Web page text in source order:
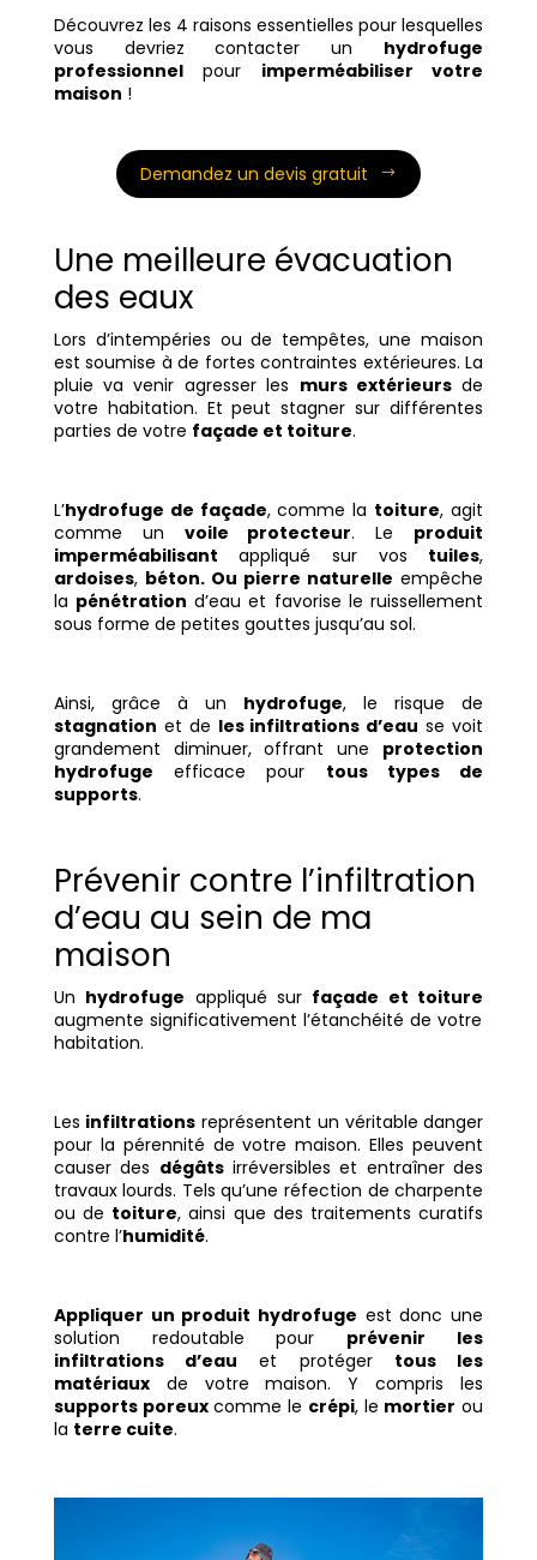
Découvrez les 4 raisons essentielles pour lesquelles
vous devriez contacter un hydrofuge
professionnelpour imperméabiliser votre
maison !
Demandez un devis gratuit
Une meilleure évacuation
des eaux
Lors d’intempéries ou de tempêtes, une maison
est soumise à de fortes contraintes extérieures. La
pluie va venir agresser les murs extérieursde
votre habitation. Et peut stagner sur différentes
parties de votre façade et toiture.
L’hydrofuge de façade, comme la toiture, agit
comme un voile protecteur. Le produit
imperméabilisant appliqué sur vos tuiles,
ardoises, béton. Ou pierre naturelle empêche
la pénétration d’eau et favorise le ruissellement
sous forme de petites gouttes jusqu’au sol.
Ainsi, grâce à un hydrofuge, le risque de
stagnation et de les infiltrations d’eau se voit
grandement diminuer, offrant une protection
hydrofuge efficace pour tous types de
supports.
Prévenir contre l’infiltration
d’eau au sein de ma
maison
Un hydrofuge appliqué sur façade et toiture
augmente significativement l’étanchéité de votre
habitation.
Les infiltrations représentent un véritable danger
pour la pérennité de votre maison. Elles peuvent
causer des dégâtsirréversibles et entraîner des
travaux lourds. Tels qu’une réfection de charpente
ou de toiture, ainsi que des traitements curatifs
contre l’humidité.
Appliquer un produit hydrofuge est donc une
solution redoutable pour prévenir les
infiltrations d’eau et protéger tous les
matériauxde votre maison. Y compris les
supports poreuxcomme le crépi, le mortier ou
la terre cuite.